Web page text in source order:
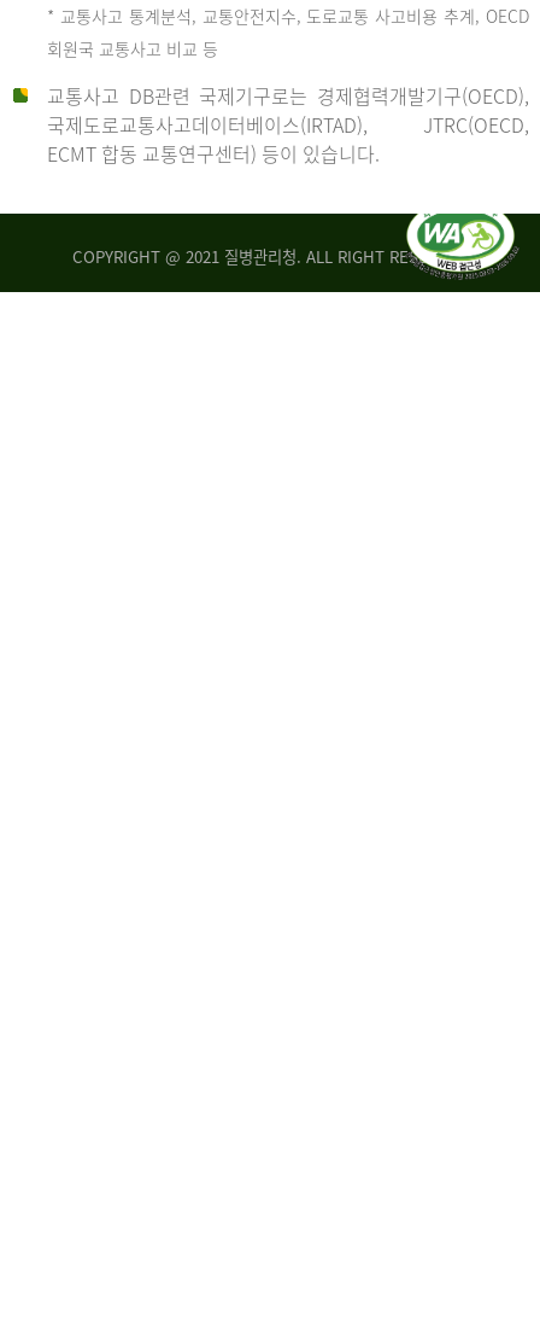
* 교통사고 통계분석, 교통안전지수, 도로교통 사고비용 추계, OECD
회원국 교통사고 비교 등
교통사고 DB관련 국제기구로는 경제협력개발기구(OECD),
국제도로교통사고데이터베이스(IRTAD), JTRC(OECD,
ECMT 합동 교통연구센터) 등이 있습니다.
COPYRIGHT @ 2021 질병관리청. ALL RIGHT RESERVED